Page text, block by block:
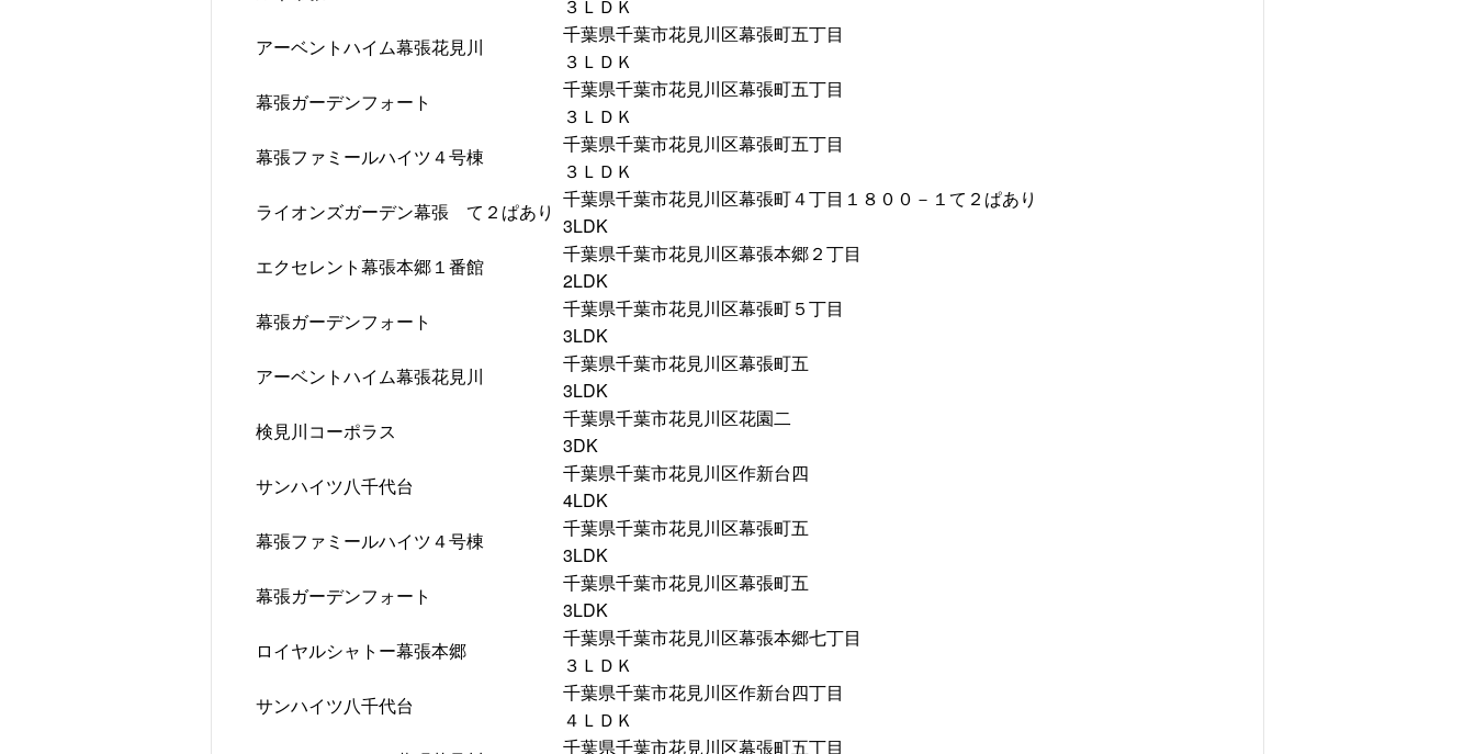
３ＬＤＫ
アーベントハイム幕張花見川
千葉県千葉市花見川区幕張町五丁目
３ＬＤＫ
幕張ガーデンフォート
千葉県千葉市花見川区幕張町五丁目
３ＬＤＫ
幕張ファミールハイツ４号棟
千葉県千葉市花見川区幕張町五丁目
３ＬＤＫ
ライオンズガーデン幕張 て２ぱあり
千葉県千葉市花見川区幕張町４丁目１８００－１て２ぱあり
3LDK
エクセレント幕張本郷１番館
千葉県千葉市花見川区幕張本郷２丁目
2LDK
幕張ガーデンフォート
千葉県千葉市花見川区幕張町５丁目
3LDK
アーベントハイム幕張花見川
千葉県千葉市花見川区幕張町五
3LDK
検見川コーポラス
千葉県千葉市花見川区花園二
3DK
サンハイツ八千代台
千葉県千葉市花見川区作新台四
4LDK
幕張ファミールハイツ４号棟
千葉県千葉市花見川区幕張町五
3LDK
幕張ガーデンフォート
千葉県千葉市花見川区幕張町五
3LDK
ロイヤルシャトー幕張本郷
千葉県千葉市花見川区幕張本郷七丁目
３ＬＤＫ
サンハイツ八千代台
千葉県千葉市花見川区作新台四丁目
４ＬＤＫ
千葉県千葉市花見川区幕張町五丁目